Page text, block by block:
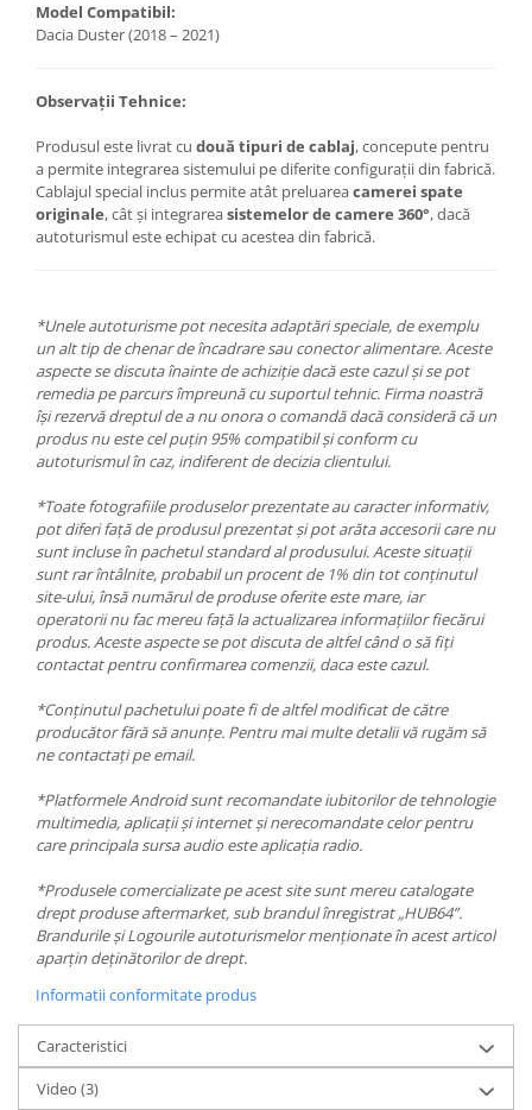
Model Compatibil:
Dacia Duster (2018 – 2021)
Observații Tehnice:
Produsul este livrat cu două tipuri de cablaj, concepute pentru
a permite integrarea sistemului pe diferite configurații din fabrică.
Cablajul special inclus permite atât preluareacamerei spate
originale, cât și integrareasistemelor de camere 360°, dacă
autoturismul este echipat cu acestea din fabrică.
*Unele autoturisme pot necesita adaptări speciale, de exemplu
un alt tip de chenar de încadrare sau conector alimentare. Aceste
aspecte se discuta înainte de achiziție dacă este cazul și se pot
remedia pe parcurs împreună cu suportul tehnic. Firma noastră
își rezervă dreptul de a nu onora o comandă dacă consideră că un
produs nu este cel puțin 95% compatibil și conform cu
autoturismul în caz, indiferent de decizia clientului.
*Toate fotografiile produselor prezentate au caracter informativ,
pot diferi față de produsul prezentat și pot arăta accesorii care nu
sunt incluse în pachetul standard al produsului. Aceste situații
sunt rar întâlnite, probabil un procent de 1% din tot conținutul
site-ului, însă numărul de produse oferite este mare, iar
operatorii nu fac mereu față la actualizarea informațiilor fiecărui
produs. Aceste aspecte se pot discuta de altfel când o să fiți
contactat pentru confirmarea comenzii, daca este cazul.
*Conținutul pachetului poate fi de altfel modificat de către
producător fără să anunțe. Pentru mai multe detalii vă rugăm să
ne contactați pe email.
*Platformele Android sunt recomandate iubitorilor de tehnologie
multimedia, aplicații și internet și nerecomandate celor pentru
care principala sursa audio este aplicația radio.
*Produsele comercializate pe acest site sunt mereu catalogate
drept produse aftermarket, sub brandul înregistrat „HUB64”.
Brandurile și Logourile autoturismelor menționate în acest articol
aparțin deținătorilor de drept.
Informatii conformitate produs
Caracteristici
Video (3)